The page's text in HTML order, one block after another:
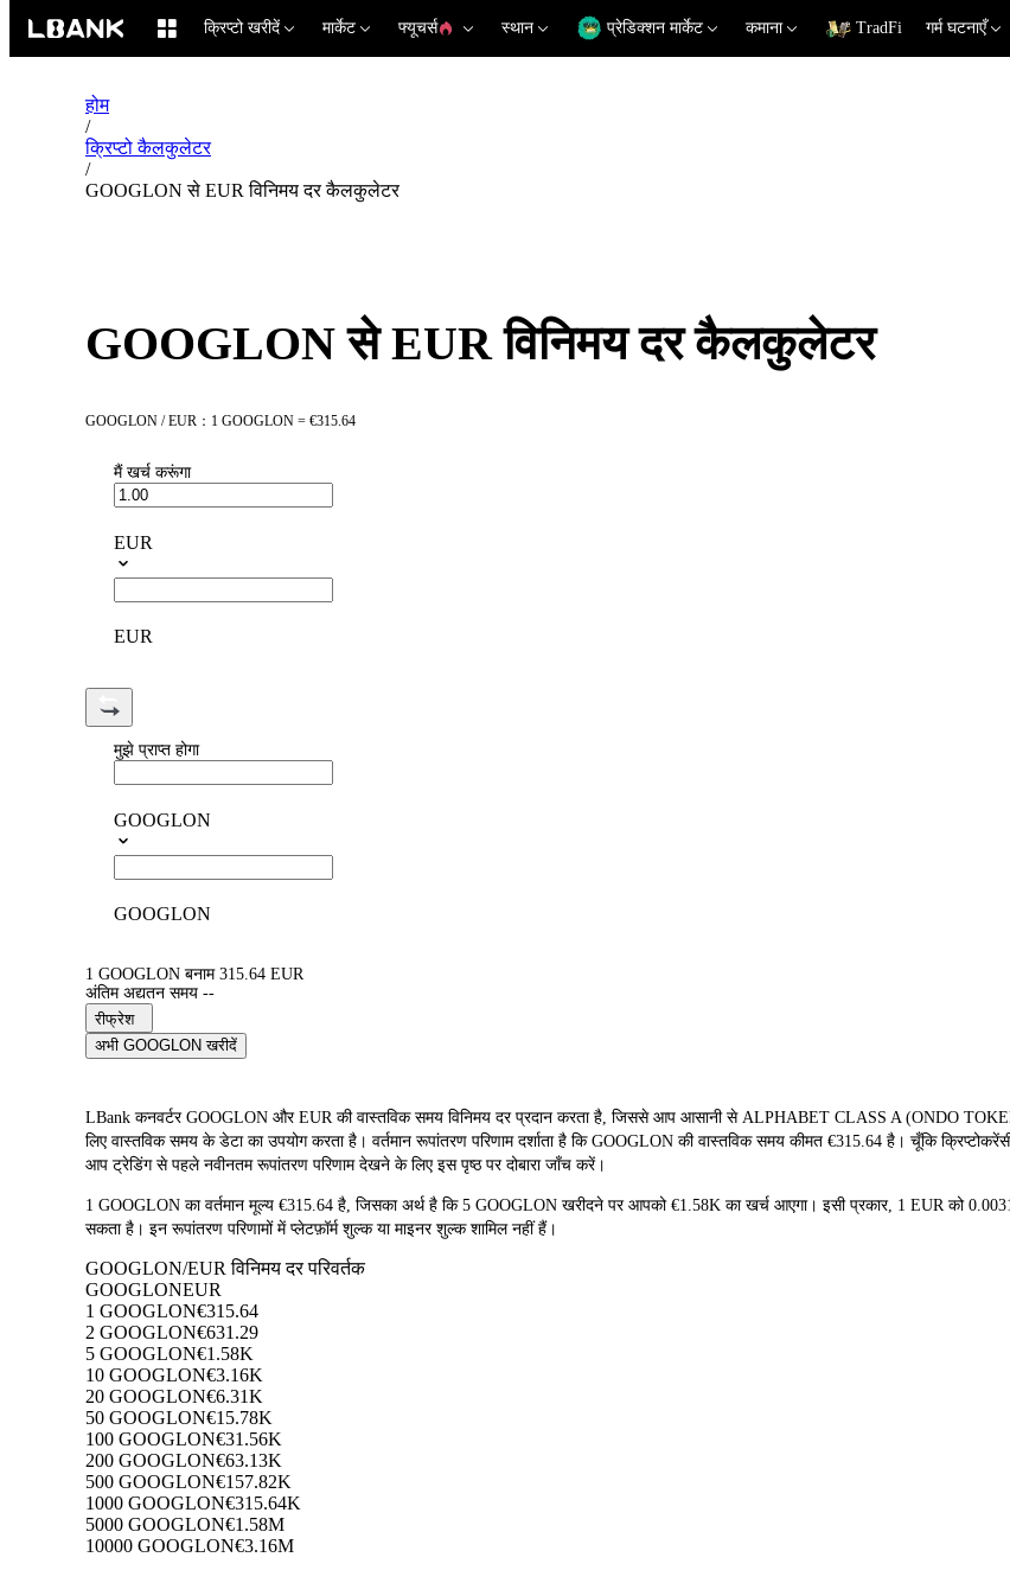
क्रिप्टो खरीदें मार्केट फ्यूचर्स स्थान प्रेडिक्शन मार्केट कमाना TradFi गर्म घटनाएँ
होम
/
क्रिप्टो कैलकुलेटर
/
GOOGLON से EUR विनिमय दर कैलकुलेटर
GOOGLON से EUR विनिमय दर कैलकुलेटर
GOOGLON / EUR：1 GOOGLON = €315.64
मैं खर्च करूंगा
EUR
EUR
मुझे प्राप्त होगा
GOOGLON
GOOGLON
1 GOOGLON बनाम 315.64 EUR
अंतिम अद्यतन समय --
रीफ्रेश
अभी GOOGLON खरीदें
LBank कनवर्टर GOOGLON और EUR की वास्तविक समय विनिमय दर प्रदान करता है, जिससे आप आसानी से ALPHABET CLASS A (ONDO
लिए वास्तविक समय के डेटा का उपयोग करता है। वर्तमान रूपांतरण परिणाम दर्शाता है कि GOOGLON की वास्तविक समय कीमत €315.64 है। चूँकि
आप ट्रेडिंग से पहले नवीनतम रूपांतरण परिणाम देखने के लिए इस पृष्ठ पर दोबारा जाँच करें।
1 GOOGLON का वर्तमान मूल्य €315.64 है, जिसका अर्थ है कि 5 GOOGLON खरीदने पर आपको €1.58K का खर्च आएगा। इसी प्रकार, 1 EUR को
सकता है। इन रूपांतरण परिणामों में प्लेटफ़ॉर्म शुल्क या माइनर शुल्क शामिल नहीं हैं।
GOOGLON/EUR विनिमय दर परिवर्तक
GOOGLONEUR
1 GOOGLON€315.64
2 GOOGLON€631.29
5 GOOGLON€1.58K
10 GOOGLON€3.16K
20 GOOGLON€6.31K
50 GOOGLON€15.78K
100 GOOGLON€31.56K
200 GOOGLON€63.13K
500 GOOGLON€157.82K
1000 GOOGLON€315.64K
5000 GOOGLON€1.58M
10000 GOOGLON€3.16M